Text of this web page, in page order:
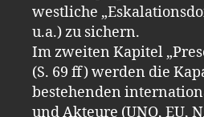
westliche
u.a.) zu sichern.
Im zweiten Kapitel
(S. 69 ff) werden die
bestehenden
und Akteure (UNO, EU,